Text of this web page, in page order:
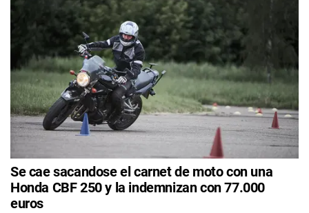
Se cae sacandose el carnet de moto con una
Honda CBF 250 y la indemnizan con 77.000
euros